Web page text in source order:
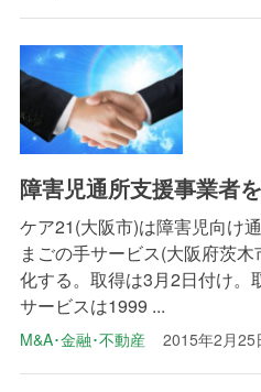
障害児通所支援事業者
ケア21(大阪市)は障害児向け
まごの手サービス(大阪府茨
化する。取得は3月2日付け。
サービスは1999 ...
M&A･金融･不動産 2015年2月25